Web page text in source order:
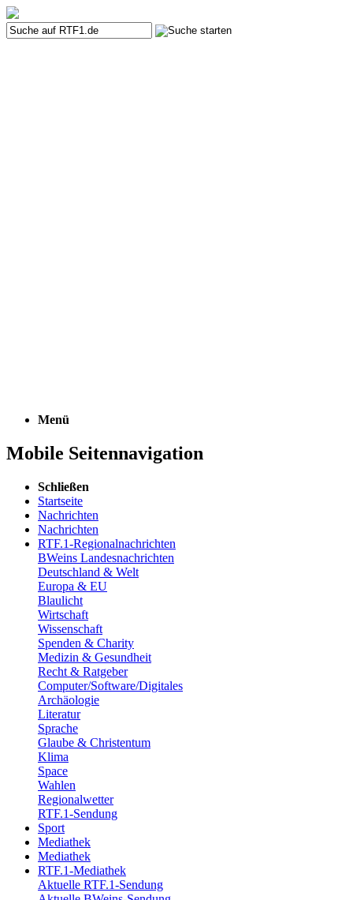
Menü
Mobile Seitennavigation
Schließen
Startseite
Nachrichten
Nachrichten
RTF.1-Regionalnachrichten
BWeins Landesnachrichten
Deutschland & Welt
Europa & EU
Blaulicht
Wirtschaft
Wissenschaft
Spenden & Charity
Medizin & Gesundheit
Recht & Ratgeber
Computer/Software/Digitales
Archäologie
Literatur
Sprache
Glaube & Christentum
Klima
Space
Wahlen
Regionalwetter
RTF.1-Sendung
Sport
Mediathek
Mediathek
RTF.1-Mediathek
Aktuelle RTF.1-Sendung